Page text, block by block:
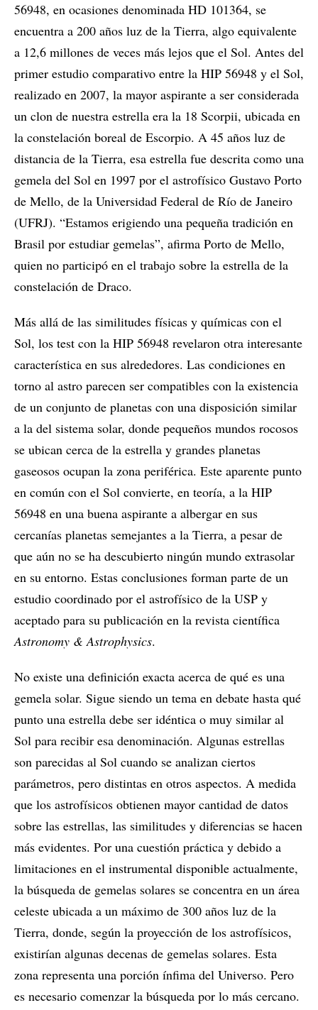
56948, en ocasiones denominada HD 101364, se
encuentra a 200 años luz de la Tierra, algo equivalente
a 12,6 millones de veces más lejos que el Sol. Antes del
primer estudio comparativo entre la HIP 56948 y el Sol,
realizado en 2007, la mayor aspirante a ser considerada
un clon de nuestra estrella era la 18 Scorpii, ubicada en
la constelación boreal de Escorpio. A 45 años luz de
distancia de la Tierra, esa estrella fue descrita como una
gemela del Sol en 1997 por el astrofísico Gustavo Porto
de Mello, de la Universidad Federal de Río de Janeiro
(UFRJ). “Estamos erigiendo una pequeña tradición en
Brasil por estudiar gemelas”, afirma Porto de Mello,
quien no participó en el trabajo sobre la estrella de la
constelación de Draco.
Más allá de las similitudes físicas y químicas con el
Sol, los test con la HIP 56948 revelaron otra interesante
característica en sus alrededores. Las condiciones en
torno al astro parecen ser compatibles con la existencia
de un conjunto de planetas con una disposición similar
a la del sistema solar, donde pequeños mundos rocosos
se ubican cerca de la estrella y grandes planetas
gaseosos ocupan la zona periférica. Este aparente punto
en común con el Sol convierte, en teoría, a la HIP
56948 en una buena aspirante a albergar en sus
cercanías planetas semejantes a la Tierra, a pesar de
que aún no se ha descubierto ningún mundo extrasolar
en su entorno. Estas conclusiones forman parte de un
estudio coordinado por el astrofísico de la USP y
aceptado para su publicación en la revista científica
Astronomy & Astrophysics.
No existe una definición exacta acerca de qué es una
gemela solar. Sigue siendo un tema en debate hasta qué
punto una estrella debe ser idéntica o muy similar al
Sol para recibir esa denominación. Algunas estrellas
son parecidas al Sol cuando se analizan ciertos
parámetros, pero distintas en otros aspectos. A medida
que los astrofísicos obtienen mayor cantidad de datos
sobre las estrellas, las similitudes y diferencias se hacen
más evidentes. Por una cuestión práctica y debido a
limitaciones en el instrumental disponible actualmente,
la búsqueda de gemelas solares se concentra en un área
celeste ubicada a un máximo de 300 años luz de la
Tierra, donde, según la proyección de los astrofísicos,
existirían algunas decenas de gemelas solares. Esta
zona representa una porción ínfima del Universo. Pero
es necesario comenzar la búsqueda por lo más cercano.